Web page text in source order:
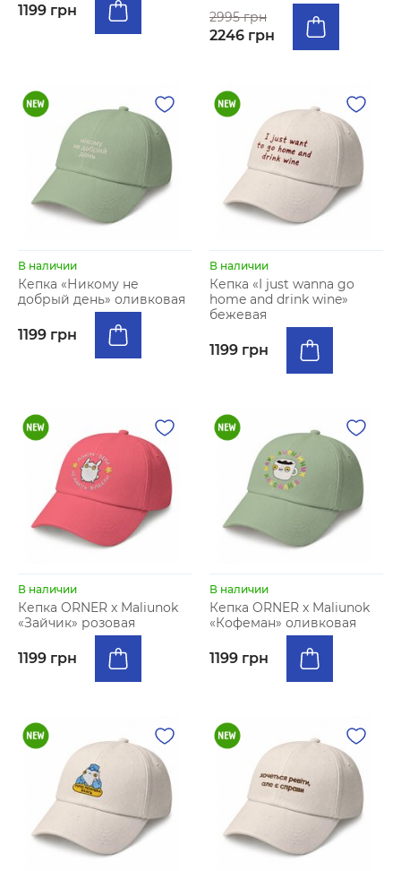
1199 грн
2995 грн
2246 грн
В наличии
Кепка «Никому не
добрый день» оливковая
1199 грн
В наличии
Кепка «I just wanna go
home and drink wine»
бежевая
1199 грн
В наличии
Кепка ORNER x Maliunok
«Зайчик» розовая
1199 грн
В наличии
Кепка ORNER x Maliunok
«Кофеман» оливковая
1199 грн